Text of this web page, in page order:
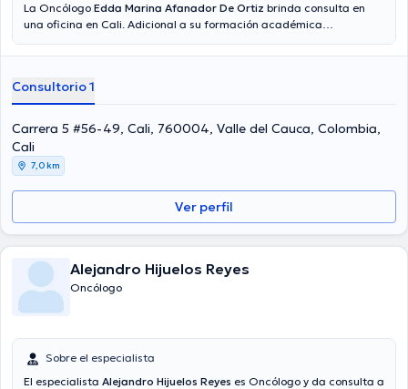
La Oncólogo Edda Marina Afanador De Ortiz brinda consulta en
una oficina en Cali. Adicional a su formación académica
especialidad. La Dra. posee años de experiencia laboral en su
diversas asociaciones médicas. Edda Marina Afanador De Ortiz ha
contribuido en abundantes conferencias con el fin de tener una
formación continua en su disciplina de especialización y ha
difundido diferentes comunicados. Español es el idioma principal
que habla la doctora.
Consultorio 1
Carrera 5 #56-49, Cali, 760004, Valle del Cauca, Colombia,
Cali
7,0 km
Ver perfil
Alejandro Hijuelos Reyes
Oncólogo
Sobre el especialista
El especialista Alejandro Hijuelos Reyes es Oncólogo y da consulta a